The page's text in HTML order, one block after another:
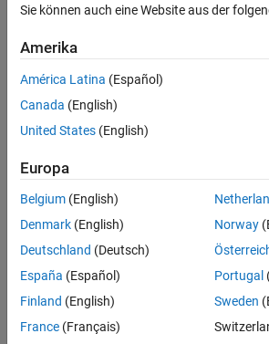
Sie können auch eine Website aus der
Amerika
América Latina (Español)
Canada (English)
United States (English)
Europa
Belgium (English)
Denmark (English)
Deutschland (Deutsch)
España (Español)
Finland (English)
France (Français)
Norway
Portugal
Sweden
Trust Center
Datendiebstahl verhindern
Status von
© 1994-2026 The MathWorks, Inc.